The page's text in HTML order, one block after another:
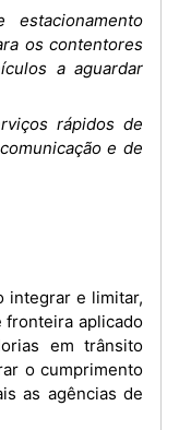
os contentores
a aguardar
rápidos de
e de
aplicado
em trânsito
o cumprimento
as agências de